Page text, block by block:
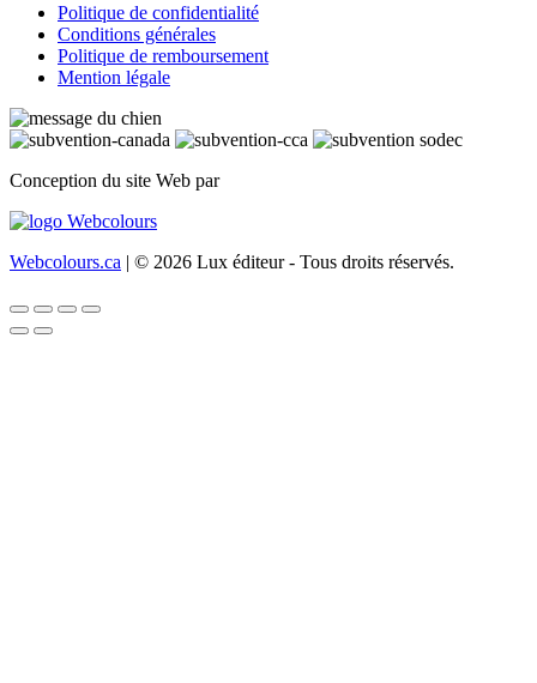
Politique de confidentialité
Conditions générales
Politique de remboursement
Mention légale
Conception du site Web par
Webcolours.ca | © 2026 Lux éditeur - Tous droits réservés.